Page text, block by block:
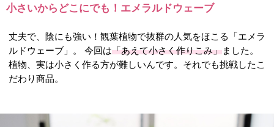
小さいからどこにでも！エメラルドウェーブ
丈夫で、陰にも強い！観葉植物で抜群の人気をほこる「エメラ
ルドウェーブ」。 今回は「あえて小さく作りこみ」 ました。
植物、実は小さく作る方が難しいんです。それでも挑戦したこ
だわり商品。